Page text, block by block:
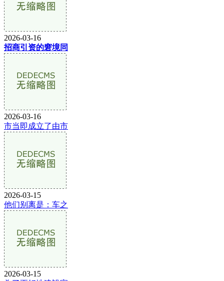
2026-03-16
招商引资的窘境同
2026-03-16
市当即成立了由市
2026-03-15
他们别离是：车之
2026-03-15